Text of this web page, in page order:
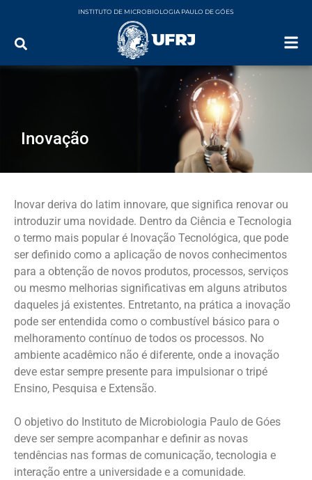
INSTITUTO DE MICROBIOLOGIA PAULO DE GÓES
Inovação
Inovar deriva do latim innovare, que significa renovar ou
introduzir uma novidade. Dentro da Ciência e Tecnologia
o termo mais popular é Inovação Tecnológica, que pode
ser definido como a aplicação de novos conhecimentos
para a obtenção de novos produtos, processos, serviços
ou mesmo melhorias significativas em alguns atributos
daqueles já existentes. Entretanto, na prática a inovação
pode ser entendida como o combustível básico para o
melhoramento contínuo de todos os processos. No
ambiente acadêmico não é diferente, onde a inovação
deve estar sempre presente para impulsionar o tripé
Ensino, Pesquisa e Extensão.
O objetivo do Instituto de Microbiologia Paulo de Góes
deve ser sempre acompanhar e definir as novas
tendências nas formas de comunicação, tecnologia e
interação entre a universidade e a comunidade.